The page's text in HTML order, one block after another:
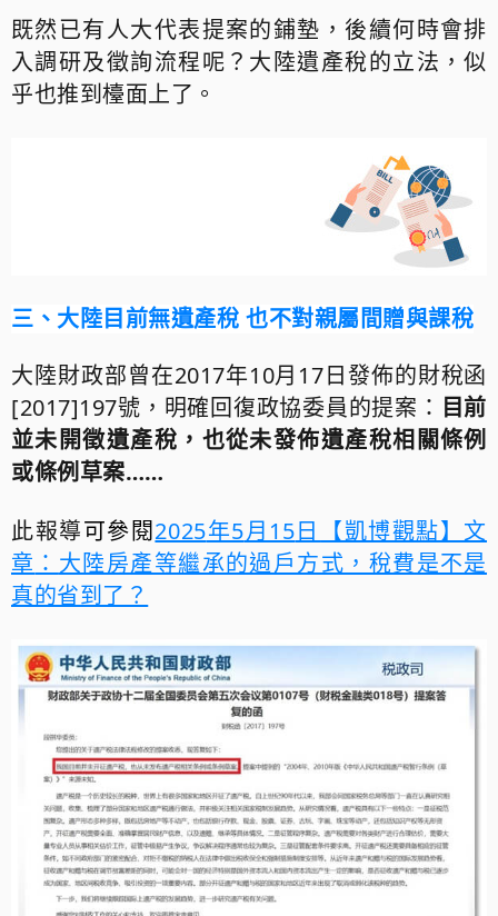
既然已有人大代表提案的鋪墊，後續何時會排
入調研及徵詢流程呢？大陸遺產稅的立法，似
乎也推到檯面上了。
三、大陸目前無遺產稅 也不對親屬間贈與課稅
大陸財政部曾在2017年10月 17日發佈的財稅函
[2017]197號，明確回復政協委員的提案： 目前
並未開徵遺產稅 ，也從未發佈遺產稅相關條例
或條例草案……
此報導可參閱2025年5月15日
【凱博觀點】文
章 ： 大陸房產等繼承的過戶方式，稅費是不是
真的省到了？